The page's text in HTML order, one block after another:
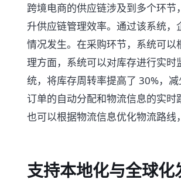
跨境电商的供应链涉及到多个环
升供应链管理效率。通过该系统
情况发生。在采购环节，系统可
理方面，系统可以对库存进行实时
统，将库存周转率提高了 30%，
订单的自动分配和物流信息的实
也可以根据物流信息优化物流路线
支持本地化与全球化